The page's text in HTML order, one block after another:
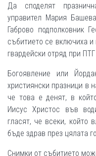
Да споделят
управител Мария
Габрово подполковник
събитието се включиха и
гвардейски отряд при
Богоявление или
християнски празници в
че това е денят, в
Иисус Христос във
гласят, че всеки, който
бъде здрав през цялата
Снимки от събитието